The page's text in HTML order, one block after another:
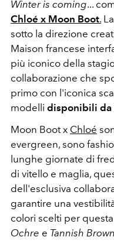
Winter is coming...
Chloé x Moon Boot.
sotto la direzione
Maison francese
più iconico della
collaborazione che
primo con l'iconica
modelli disponibili da
Moon Boot x Chloé
evergreen, sono
lunghe giornate di
di vitello e maglia,
dell'esclusiva
garantire una
colori scelti per
Ochre e Tannish